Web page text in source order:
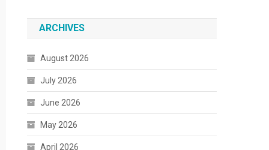
ARCHIVES
August 2026
July 2026
June 2026
May 2026
April 2026